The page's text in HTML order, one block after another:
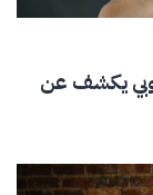
يكشف عن